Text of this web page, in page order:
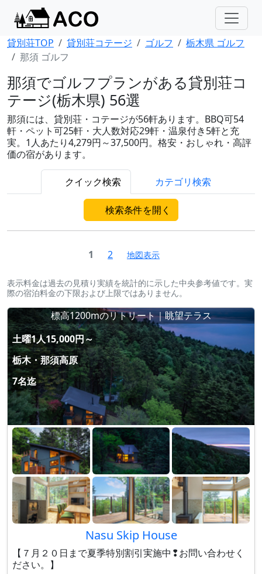
貸別荘TOP 貸別荘コテージ ゴルフ
栃木県 ゴルフ
那須 ゴルフ
那須でゴルフプランがある貸別荘コ
テージ(栃木県) 56選
那須には、貸別荘・コテージが56軒あります。BBQ可54
軒・ペット可25軒・大人数対応29軒・温泉付き5軒と充
実。1人あたり4,279円～37,500円。格安・おしゃれ・高評
価の宿があります。
クイック検索 カテゴリ検索
検索条件を開く
1 2 地図表示
表示料金は過去の見積り実績を統計的に示した中央参考値です。実
際の宿泊料金の下限および上限ではありません。
標高1200mのリトリート｜眺望テラス
土曜1人15,000円～
栃木・那須高原
7名迄
Nasu Skip House
【７月２０日まで夏季特別割引実施中❢お問い合わせく
ださい。】